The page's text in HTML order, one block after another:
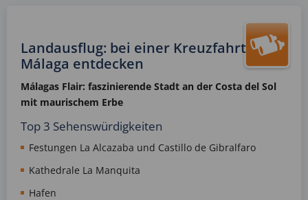
Landausflug: bei einer Kreuzfahrt
Málaga entdecken
Málagas Flair: faszinierende Stadt an der Costa del Sol
mit maurischem Erbe
Top 3 Sehenswürdigkeiten
Festungen La Alcazaba und Castillo de Gibralfaro
Kathedrale La Manquita
Hafen